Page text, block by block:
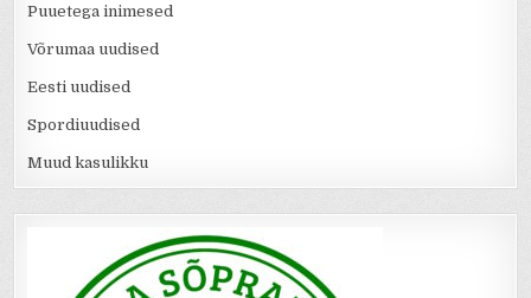
Puuetega inimesed
Võrumaa uudised
Eesti uudised
Spordiuudised
Muud kasulikku